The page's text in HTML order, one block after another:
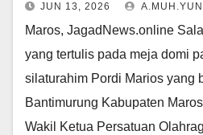
JUN 13, 2026
Maros, JagadNews.online
yang tertulis pada meja domi
silaturahim Pordi Marios yang
Bantimurung Kabupaten
Wakil Ketua Persatuan